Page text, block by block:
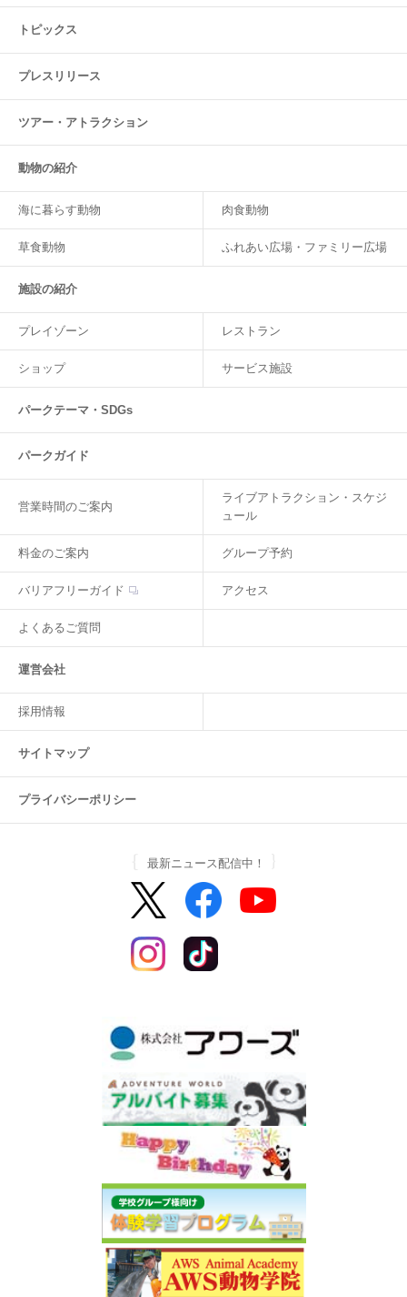
トピックス
プレスリリース
ツアー・ アトラクション
動物の紹介
海に暮らす動物 肉食動物
草食動物 ふれあい広場・ファミリー広場
施設の紹介
プレイゾーン レストラン
ショップ サービス施設
パークテーマ・SDGs
パークガイド
営業時間のご案内
ライブアトラクション・スケジ
ュール
料金のご案内 グループ予約
バリアフリーガイド アクセス
よくあるご質問
運営会社
採用情報
サイトマップ
プライバシーポリシー
最新ニュース配信中！